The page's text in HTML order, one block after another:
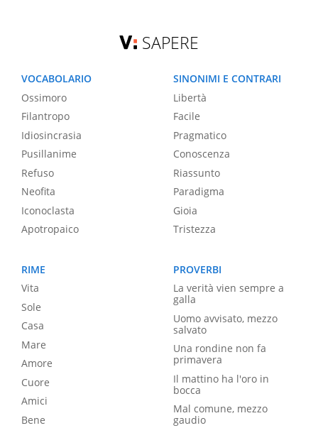
SAPERE
VOCABOLARIO
Ossimoro
Filantropo
Idiosincrasia
Pusillanime
Refuso
Neofita
Iconoclasta
Apotropaico
SINONIMI E CONTRARI
Libertà
Facile
Pragmatico
Conoscenza
Riassunto
Paradigma
Gioia
Tristezza
RIME
Vita
Sole
Casa
Mare
Amore
Cuore
Amici
Bene
PROVERBI
La verità vien sempre a
galla
Uomo avvisato, mezzo
salvato
Una rondine non fa
primavera
Il mattino ha l'oro in
bocca
Mal comune, mezzo
gaudio